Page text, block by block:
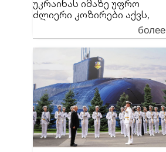
უკრაინას იმაზე უფრო
ძლიერი კოზირები აქვს,
ვიდრე დონალდ ტრამპს
ეგონა
более